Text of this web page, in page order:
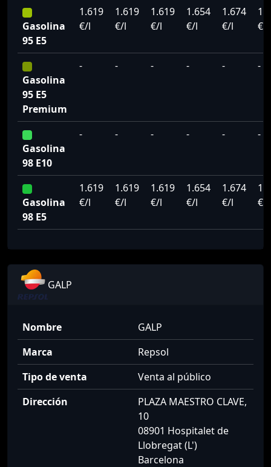
Gasolina
95 E5
1.619
€/l
1.619
€/l
1.619
€/l
1.654
€/l
1.674
€/l
€/l
Gasolina
95 E5
Premium
- - - - - -
Gasolina
98 E10
- - - - - -
Gasolina
98 E5
1.619
€/l
1.619
€/l
1.619
€/l
1.654
€/l
1.674
€/l
€/l
GALP
Nombre
GALP
Marca
Repsol
Tipo de venta
Venta al público
Dirección
PLAZA MAESTRO CLAVE,
10
08901 Hospitalet de
Llobregat (L')
Barcelona